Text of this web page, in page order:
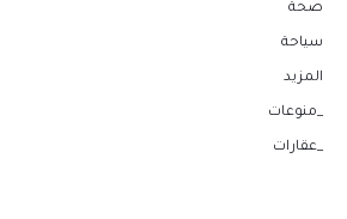
صحة
سياحة
المزيد
_منوعات
_عقارات